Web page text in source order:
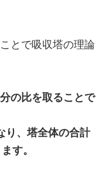
とで吸収塔の理論
の比を取ることで
り、塔全体の合計
す。